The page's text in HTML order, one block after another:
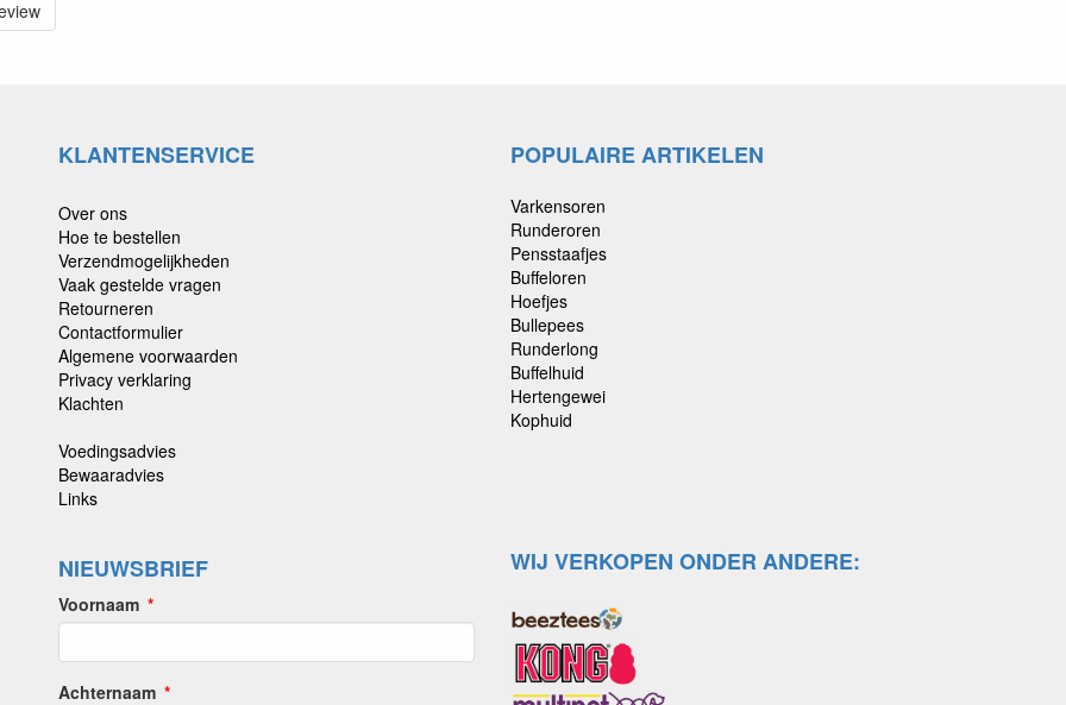
KLANTENSERVICE
Over ons
Hoe te bestellen
Verzendmogelijkheden
Vaak gestelde vragen
Retourneren
Contactformulier
Algemene voorwaarden
Privacy verklaring
Klachten
Voedingsadvies
Bewaaradvies
Links
POPULAIRE ARTIKELEN
Varkensoren
Runderoren
Pensstaafjes
Buffeloren
Hoefjes
Bullepees
Runderlong
Buffelhuid
Hertengewei
Kophuid
NIEUWSBRIEF
Voornaam
Achternaam
WIJ VERKOPEN ONDER ANDERE: